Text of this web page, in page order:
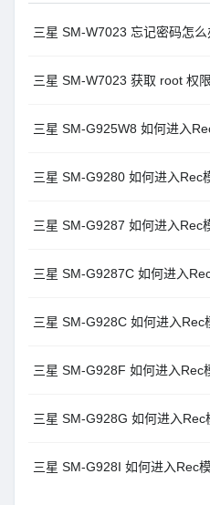
三星 SM-W7023 忘记密码怎
三星 SM-W7023 获取 root 权
三星 SM-G925W8 如何进入
三星 SM-G9280 如何进入Rec
三星 SM-G9287 如何进入Rec
三星 SM-G9287C 如何进入
三星 SM-G928C 如何进入
三星 SM-G928F 如何进入Rec
三星 SM-G928G 如何进入
三星 SM-G928I 如何进入Rec